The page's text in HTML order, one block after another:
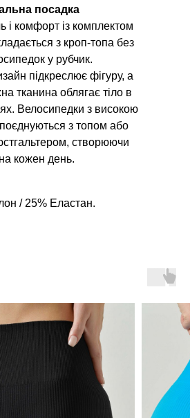
посадка
і комфорт із комплектом
з кроп-топа без
у рубчик.
підкреслює фігуру, а
тканина облягає тіло в
Велосипедки з високою
з топом або
створюючи
кожен день.
/ 25% Еластан.